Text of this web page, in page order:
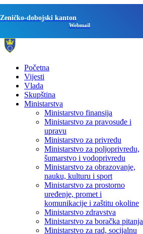
Zeničko-dobojski kanton
Webmail
Početna
Vijesti
Vlada
Skupština
Ministarstva
Ministarstvo finansija
Ministarstvo za pravosuđe i
upravu
Ministarstvo za privredu
Ministarstvo za poljoprivredu,
šumarstvo i vodoprivredu
Ministarstvo za obrazovanje,
nauku, kulturu i sport
Ministarstvo za prostorno
uređenje, promet i
komunikacije i zaštitu okoline
Ministarstvo zdravstva
Ministarstvo za boračka pitanja
Ministarstvo za rad, socijalnu